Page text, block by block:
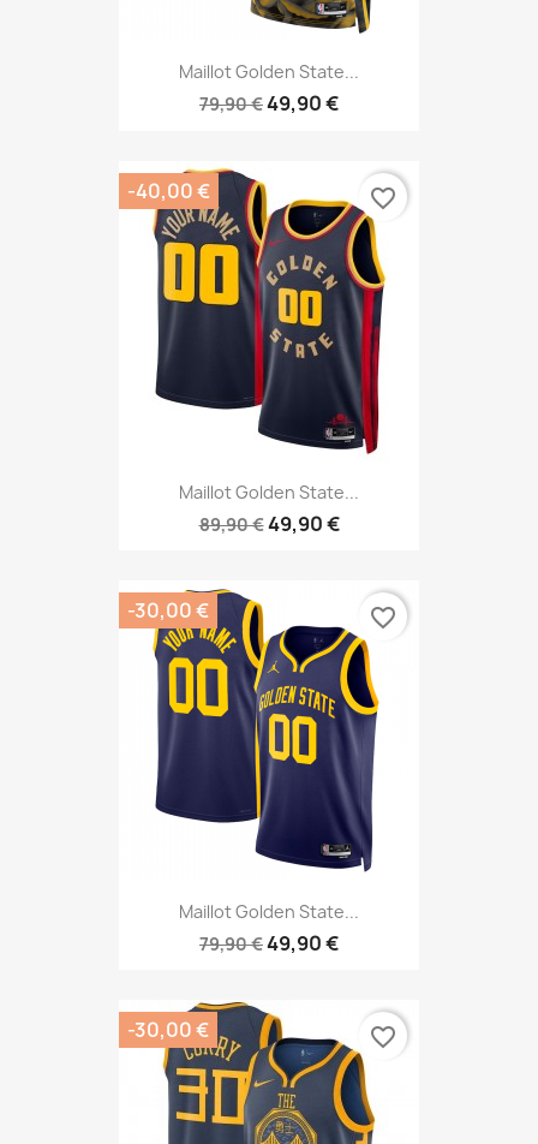
Maillot Golden State...
79,90 €49,90 €
Maillot Golden State...
89,90 €49,90 €
-40,00 € favorite_border
Maillot Golden State...
79,90 €49,90 €
-30,00 € favorite_border
-30,00 € favorite_border